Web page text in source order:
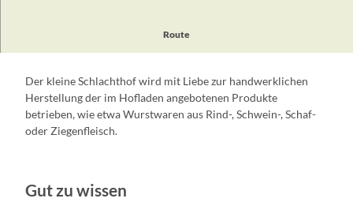
Route
Im Landschlachthof Lehmann können Sie bequem Ihr E-Bike
Der kleine Schlachthof wird mit Liebe zur handwerklichen
Herstellung der im Hofladen angebotenen Produkte
betrieben, wie etwa Wurstwaren aus Rind-, Schwein-, Schaf-
oder Ziegenfleisch.
Gut zu wissen